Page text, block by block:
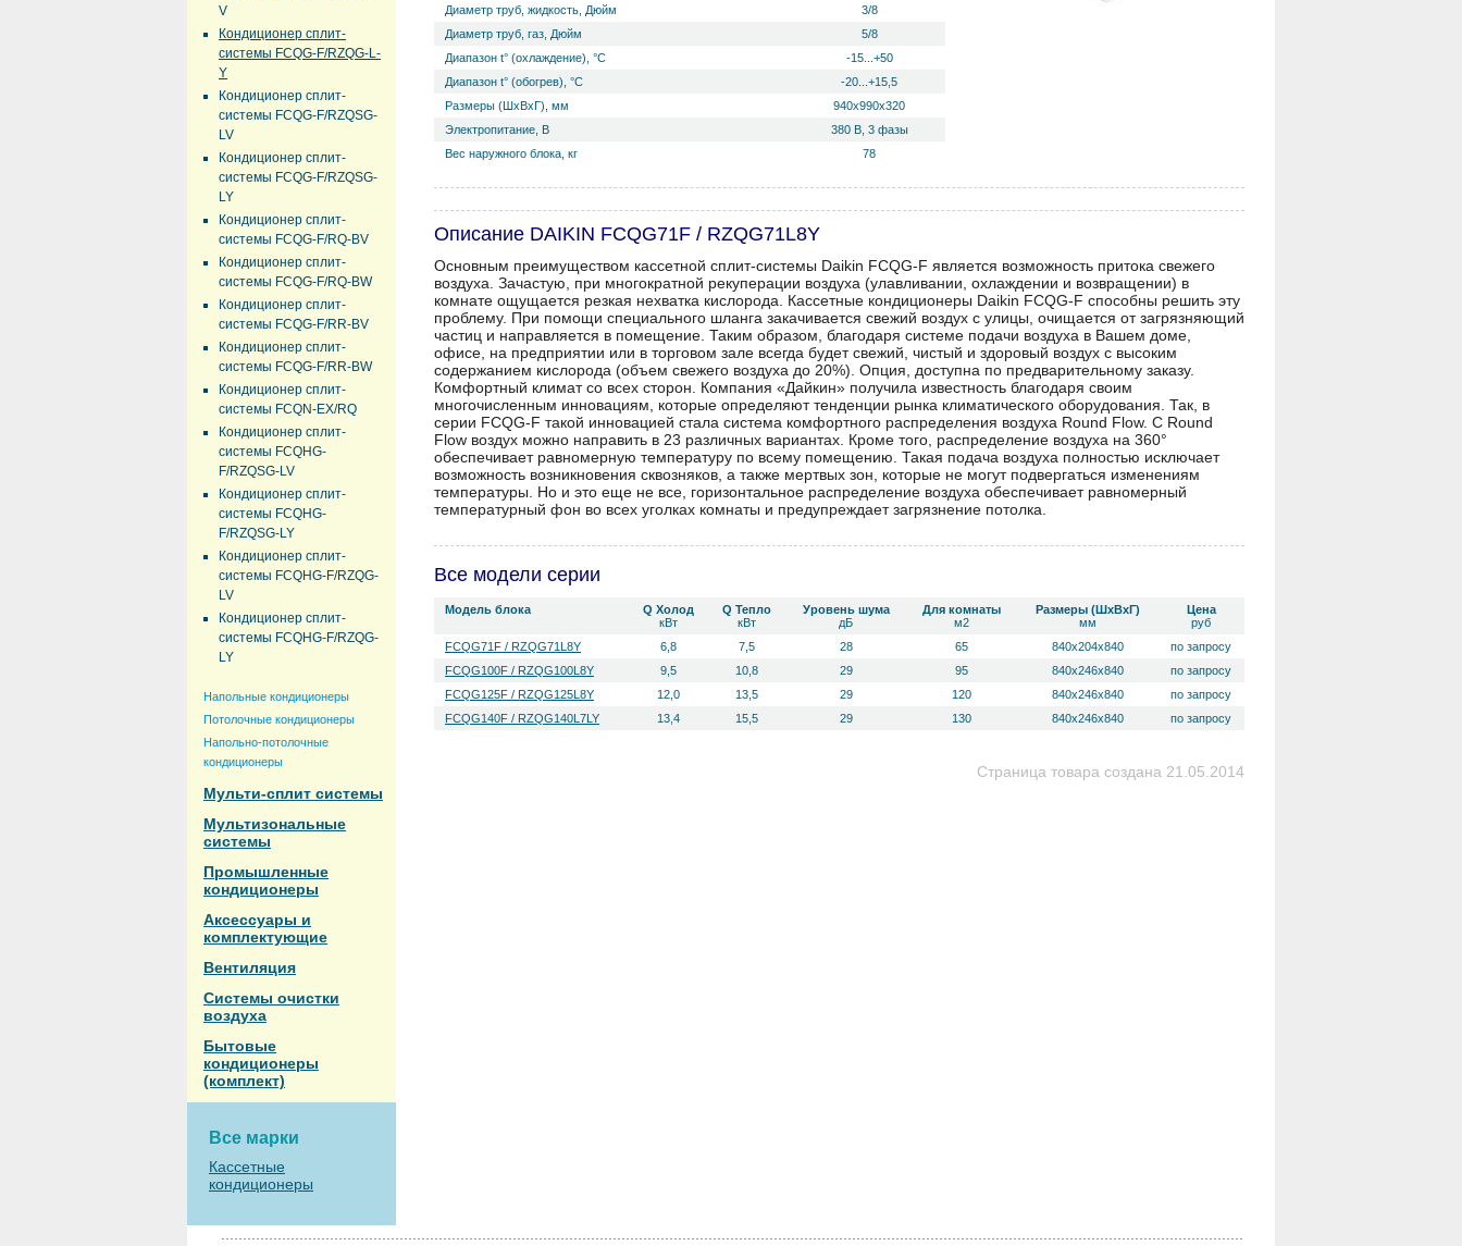
V
Кондиционер сплит-
системы FCQG-F/RZQG-L-
Y
Кондиционер сплит-
системы FCQG-F/RZQSG-
LV
Кондиционер сплит-
системы FCQG-F/RZQSG-
LY
Кондиционер сплит-
системы FCQG-F/RQ-BV
Кондиционер сплит-
системы FCQG-F/RQ-BW
Кондиционер сплит-
системы FCQG-F/RR-BV
Кондиционер сплит-
системы FCQG-F/RR-BW
Кондиционер сплит-
системы FCQN-EX/RQ
Кондиционер сплит-
системы FCQHG-
F/RZQSG-LV
Кондиционер сплит-
системы FCQHG-
F/RZQSG-LY
Кондиционер сплит-
системы FCQHG-F/RZQG-
LV
Кондиционер сплит-
системы FCQHG-F/RZQG-
LY
Напольные кондиционеры
Потолочные кондиционеры
Напольно-потолочные
кондиционеры
Мульти-сплит системы
Мультизональные
системы
Промышленные
кондиционеры
Аксессуары и
комплектующие
Вентиляция
Системы очистки
воздуха
Бытовые
кондиционеры
(комплект)
Все марки
Кассетные
кондиционеры
Диаметр труб, жидкость, Дюйм
3/8
Диаметр труб, газ, Дюйм
5/8
Диапазон t° (охлаждение), °С
-15...+50
Диапазон t° (обогрев), °С
-20...+15,5
Размеры (ШхВхГ), мм
940х990х320
Электропитание, В
380 В, 3 фазы
Вес наружного блока, кг
78
Описание DAIKIN FCQG71F / RZQG71L8Y
Основным преимуществом кассетной сплит-системы Daikin FCQG-F является возможность притока свежего
воздуха. Зачастую, при многократной рекуперации воздуха (улавливании, охлаждении и возвращении) в
комнате ощущается резкая нехватка кислорода. Кассетные кондиционеры Daikin FCQG-F способны решить эту
проблему. При помощи специального шланга закачивается свежий воздух с улицы, очищается от загрязняющий
частиц и направляется в помещение. Таким образом, благодаря системе подачи воздуха в Вашем доме,
офисе, на предприятии или в торговом зале всегда будет свежий, чистый и здоровый воздух с высоким
содержанием кислорода (объем свежего воздуха до 20%). Опция, доступна по предварительному заказу.
Комфортный климат со всех сторон. Компания «Дайкин» получила известность благодаря своим
многочисленным инновациям, которые определяют тенденции рынка климатического оборудования. Так, в
серии FCQG-F такой инновацией стала система комфортного распределения воздуха Round Flow. С Round
Flow воздух можно направить в 23 различных вариантах. Кроме того, распределение воздуха на 360°
обеспечивает равномерную температуру по всему помещению. Такая подача воздуха полностью исключает
возможность возникновения сквозняков, а также мертвых зон, которые не могут подвергаться изменениям
температуры. Но и это еще не все, горизонтальное распределение воздуха обеспечивает равномерный
температурный фон во всех уголках комнаты и предупреждает загрязнение потолка.
Все модели серии
Модель блока
Q Холод
кВт
Q Тепло
кВт
Уровень ш­ума
дБ
Для комнаты
м2
Размеры (ШхВхГ)
мм
Цена
руб
FCQG71F / RZQG71L8Y
6,8 7,5 28 65 840х204х840
по запросу
FCQG100F / RZQG100L8Y
9,5 10,8 29 95 840х246х840
по запросу
FCQG125F / RZQG125L8Y
12,0 13,5 29 120 840х246х840
по запросу
FCQG140F / RZQG140L7LY
13,4 15,5 29 130 840х246х840 по запросу
Страница товара создана 21.05.2014